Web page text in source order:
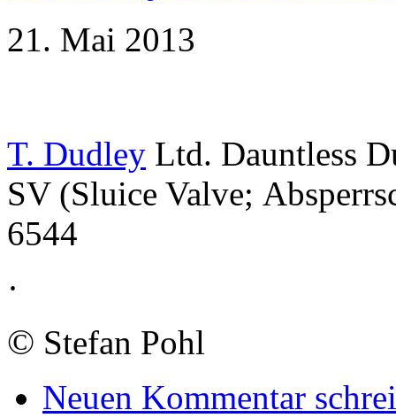
21. Mai 2013
T. Dudley Ltd. Dauntless
SV (Sluice Valve;
6544
·
© Stefan Pohl
Neuen Kommentar